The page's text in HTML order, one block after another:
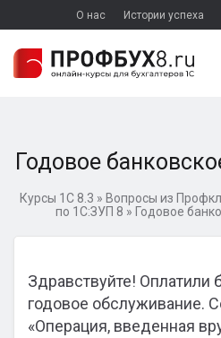
О нас Истории успеха
Годовое
Курсы 1С 8.3 » Вопросы из
по 1С:ЗУП 8 » Годовое
Здравствуйте! Оплатили
годовое обслуживание.
«Операция, введенная